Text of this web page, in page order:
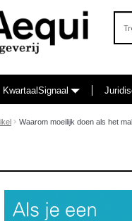
KwartaalSignaal
Waarom moeilijk doen als het